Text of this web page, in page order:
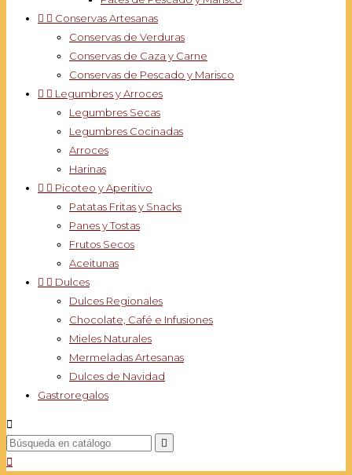
  Conservas Artesanas
Conservas de Verduras
Conservas de Caza y Carne
Conservas de Pescado y Marisco
  Legumbres y Arroces
Legumbres Secas
Legumbres Cocinadas
Arroces
Harinas
  Picoteo y Aperitivo
Patatas Fritas y Snacks
Panes y Tostas
Frutos Secos
Aceitunas
  Dulces
Dulces Regionales
Chocolate, Café e Infusiones
Mieles Naturales
Mermeladas Artesanas
Dulces de Navidad
Gastroregalos


